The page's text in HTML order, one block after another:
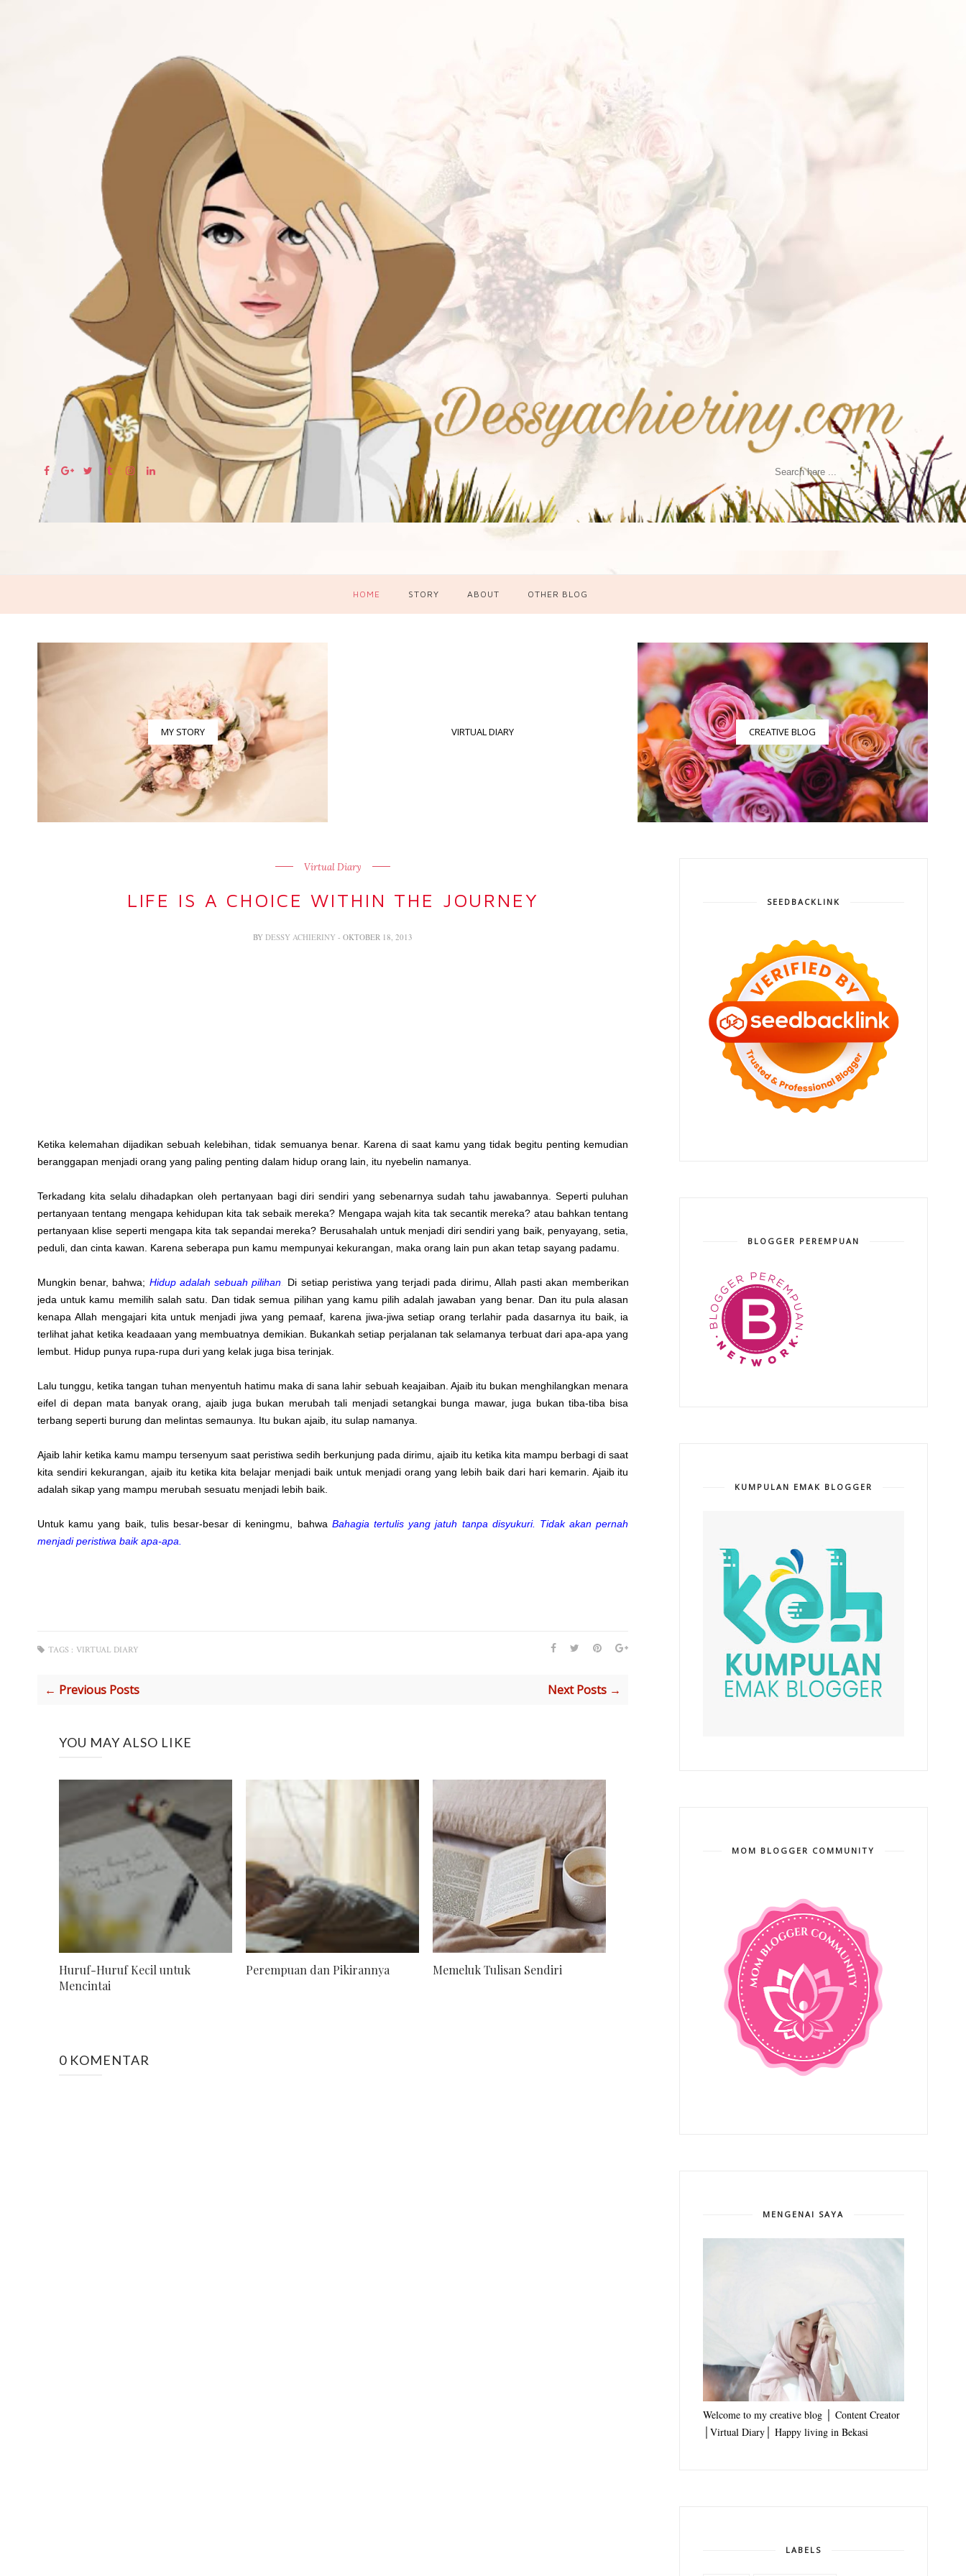
HOME STORY ABOUT OTHER BLOG
MY STORY VIRTUAL DIARY CREATIVE BLOG
Virtual Diary
LIFE IS A CHOICE WITHIN THE JOURNEY
BYDESSY ACHIERINY- OKTOBER 18, 2013
Ketika kelemahan dijadikan sebuah kelebihan, tidak semuanya benar. Karena di saat kamu yang tidak begitu penting kemudian
beranggapan menjadi orang yang paling penting dalam hidup orang lain, itu nyebelin namanya.
Terkadang kita selalu dihadapkan oleh pertanyaan bagi diri sendiri yang sebenarnya sudah tahu jawabannya. Seperti puluhan
pertanyaan tentang mengapa kehidupan kita tak sebaik mereka? Mengapa wajah kita tak secantik mereka? atau bahkan tentang
pertanyaan klise seperti mengapa kita tak sepandai mereka? Berusahalah untuk menjadi diri sendiri yang baik, penyayang, setia,
peduli, dan cinta kawan. Karena seberapa pun kamu mempunyai kekurangan, maka orang lain pun akan tetap sayang padamu.
Mungkin benar, bahwa; Hidup adalah sebuah pilihan
Di setiap peristiwa yang terjadi pada dirimu, Allah pasti akan memberikan
jeda untuk kamu memilih salah satu. Dan tidak semua pilihan yang kamu pilih adalah jawaban yang benar. Dan itu pula alasan
kenapa Allah mengajari kita untuk menjadi jiwa yang pemaaf, karena jiwa-jiwa setiap orang terlahir pada dasarnya itu baik, ia
terlihat jahat ketika keadaaan yang membuatnya demikian. Bukankah setiap perjalanan tak selamanya terbuat dari apa-apa yang
lembut. Hidup punya rupa-rupa duri yang kelak juga bisa terinjak.
Lalu tunggu, ketika tangan tuhan menyentuh hatimu maka di sana lahir sebuah keajaiban. Ajaib itu bukan menghilangkan menara
eifel di depan mata banyak orang, ajaib juga bukan merubah tali menjadi setangkai bunga mawar, juga bukan tiba-tiba bisa
terbang seperti burung dan melintas semaunya. Itu bukan ajaib, itu sulap namanya.
Ajaib lahir ketika kamu mampu tersenyum saat peristiwa sedih berkunjung pada dirimu, ajaib itu ketika kita mampu berbagi di saat
kita sendiri kekurangan, ajaib itu ketika kita belajar menjadi baik untuk menjadi orang yang lebih baik dari hari kemarin. Ajaib itu
adalah sikap yang mampu merubah sesuatu menjadi lebih baik.
Untuk kamu yang baik, tulis besar-besar di keningmu, bahwa Bahagia tertulis yang jatuh tanpa disyukuri. Tidak akan pernah
menjadi peristiwa baik apa-apa.
TAGS : VIRTUAL DIARY
← Previous Posts Next Posts →
YOU MAY ALSO LIKE
Huruf-Huruf Kecil untuk
Mencintai
Perempuan dan Pikirannya Memeluk Tulisan Sendiri
0 KOMENTAR
SEEDBACKLINK
BLOGGER PEREMPUAN
KUMPULAN EMAK BLOGGER
MOM BLOGGER COMMUNITY
MENGENAI SAYA
Welcome to my creative blog │ Content Creator
│Virtual Diary│ Happy living in Bekasi
LABELS